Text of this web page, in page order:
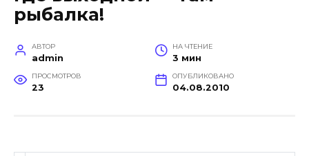
рыбалка!
АВТОР
admin
НА ЧТЕНИЕ
3 мин
ПРОСМОТРОВ
23
ОПУБЛИКОВАНО
04.08.2010